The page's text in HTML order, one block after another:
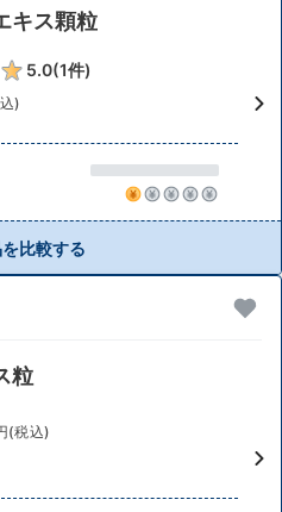
キス顆粒
5.0(1件)
)
比較する
粒
(税込)